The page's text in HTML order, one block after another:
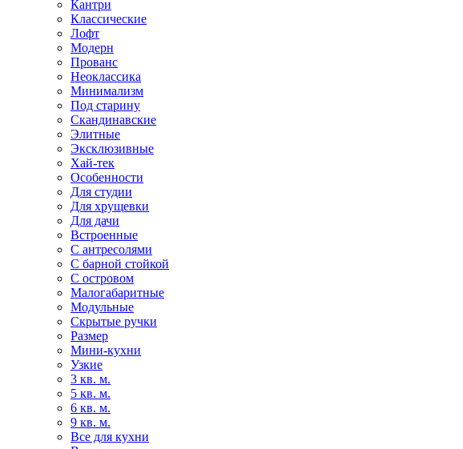
Кантри
Классические
Лофт
Модерн
Прованс
Неоклассика
Минимализм
Под старину
Скандинавские
Элитные
Эксклюзивные
Хай-тек
Особенности
Для студии
Для хрущевки
Для дачи
Встроенные
С антресолями
С барной стойкой
С островом
Малогабаритные
Модульные
Скрытые ручки
Размер
Мини-кухни
Узкие
3 кв. м.
5 кв. м.
6 кв. м.
9 кв. м.
Все для кухни